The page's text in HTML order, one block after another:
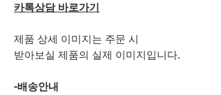
카톡상담 바로가기
제품 상세 이미지는 주문 시
받아보실 제품의 실제 이미지입니다.
-배송안내